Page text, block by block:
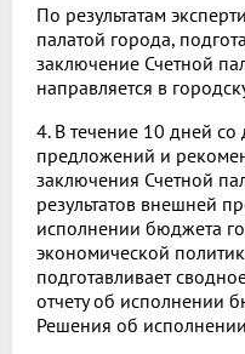
По результатам
палатой города,
заключение Счетной
направляется в
4. В течение 10 дней
предложений и
заключения Счетной
результатов внешней
исполнении бюджета
экономической
подготавливает
отчету об исполнении
Решения об